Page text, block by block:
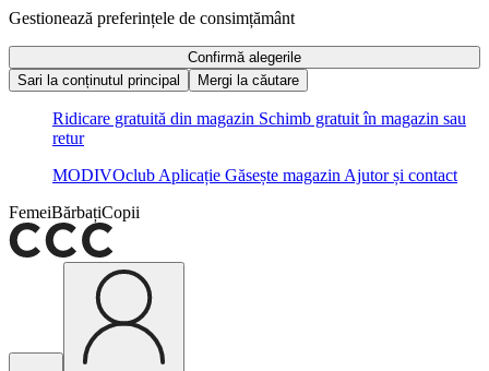
Gestionează preferințele de consimțământ
Confirmă alegerile
Sari la conținutul principal
Mergi la căutare
Ridicare gratuită din magazin Schimb gratuit în magazin sau
retur
MODIVOclub Aplicație Găsește magazin Ajutor și contact
FemeiBărbațiCopii